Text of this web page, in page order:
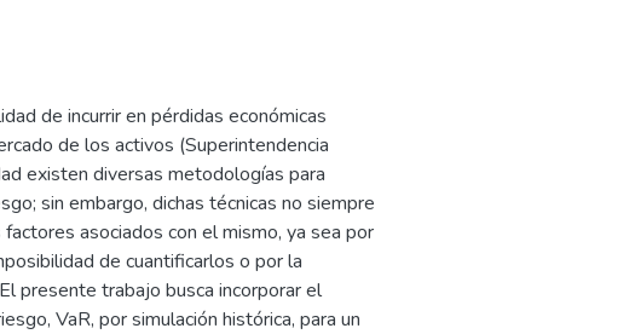
de incurrir en pérdidas económicas
de los activos (Superintendencia
existen diversas metodologías para
sin embargo, dichas técnicas no siempre
asociados con el mismo, ya sea por
de cuantificarlos o por la
presente trabajo busca incorporar el
VaR, por simulación histórica, para un